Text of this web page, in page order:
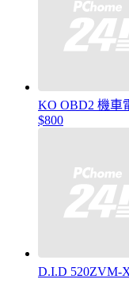
KO OBD2 機車
$800
D.I.D 520ZVM-